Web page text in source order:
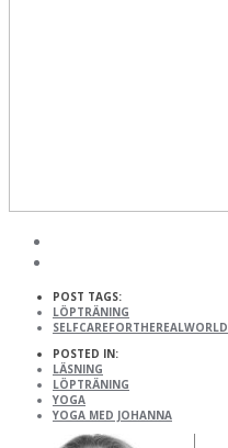
POST TAGS:
LÖPTRÄNING
SELFCAREFORTHEREALWORLD
POSTED IN:
LÄSNING
LÖPTRÄNING
YOGA
YOGA MED JOHANNA